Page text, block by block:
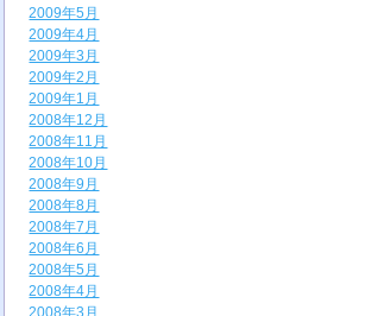
2009年5月
2009年4月
2009年3月
2009年2月
2009年1月
2008年12月
2008年11月
2008年10月
2008年9月
2008年8月
2008年7月
2008年6月
2008年5月
2008年4月
2008年3月